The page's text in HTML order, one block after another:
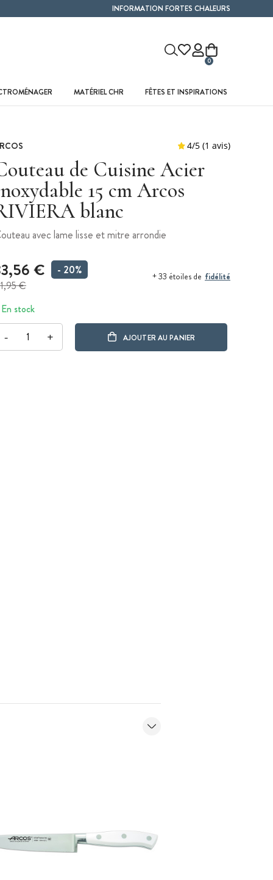
INFORMATION FORTES CHALEURS
0
MATÉRIEL CHR FÊTES ET INSPIRATIONS
de Cuisine Acier
15 cm Arcos
blanc
avec lame lisse et mitre arrondie
€
€
- 20% + 33 étoiles de fidélité
En stock
- + AJOUTER AU PANIER